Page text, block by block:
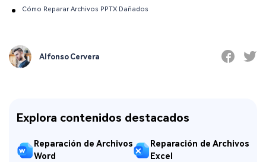
Cómo Reparar Archivos PPTX Dañados
Alfonso Cervera
Explora contenidos destacados
Reparación de Archivos
Word
Reparación de Archivos
Excel